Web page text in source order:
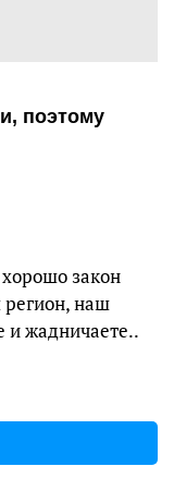
поэтому
закон
наш
и жадничаете..